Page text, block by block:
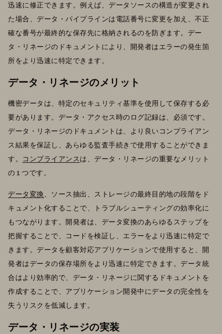
迅速に修正できます。例えば、データソースの構造が変更され
た場合、データ・パイプラインは電話番号に変更を加え、不正
確な番号が最終的な保存先に格納されるのを防ぎます。デー
タ・リネージのドキュメントにより、開発者はエラーの発生箇
所をより迅速に特定できます。
データ・リネージのメリット
機密データは、特定のセキュリティ基準を使用して保存する必
要があります。データ・アクセス時のログ記録は、必須です。
データ・リネージのドキュメントは、より良いコンプライアン
ス結果を保証し、あらゆる監査手続きで使用することができま
す。
コンプライアンスは、データ・リネージの重要なメリット
の 1 つです。
データ変換、ソース抽出、ストレージの最終目的地の段階をド
キュメント化することで、トラブルシューティングの効率化に
もつながります。開発者は、データ変換のあらゆるステップを
把握することで、コードを検証し、エラーをより迅速に特定で
きます。データを顧客対応アプリケーションで使用すると、開
発者はデータの保存場所をより迅速に特定できます。データ統
合はより効率的で、データ・リネージに関するドキュメントを
作成することで、アプリケーション開発中にデータの完全性を
失うリスクを低減します。
データ・リネージの実装